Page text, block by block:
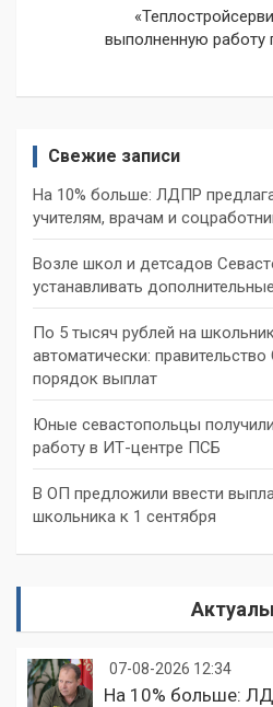
выполненную работу
Свежие записи
На 10% больше: ЛДПР
учителям, врачам и
Возле школ и детсадов
устанавливать
По 5 тысяч рублей на
автоматически:
порядок выплат
Юные севастопольцы
работу в ИТ-центре ПСБ
В ОП предложили ввести
школьника к 1 сентября
07-08-2026 12:34
На 10% больше: